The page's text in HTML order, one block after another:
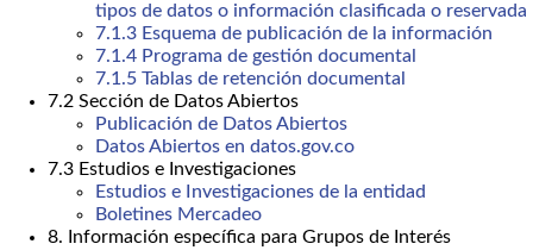
tipos de datos o información clasificada o reservada
7.1.3 Esquema de publicación de la información
7.1.4 Programa de gestión documental
7.1.5 Tablas de retención documental
7.2 Sección de Datos Abiertos
Publicación de Datos Abiertos
Datos Abiertos en datos.gov.co
7.3 Estudios e Investigaciones
Estudios e Investigaciones de la entidad
Boletines Mercadeo
8. Información específica para Grupos de Interés